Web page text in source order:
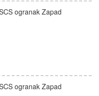
ogranak Zapad
ogranak Zapad